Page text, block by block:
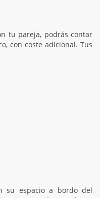
tu pareja, podrás contar
con coste adicional. Tus
su espacio a bordo del